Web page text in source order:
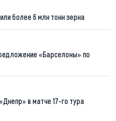
более 6 млн тонн зерна
«Барселоны» по
в матче 17-го тура